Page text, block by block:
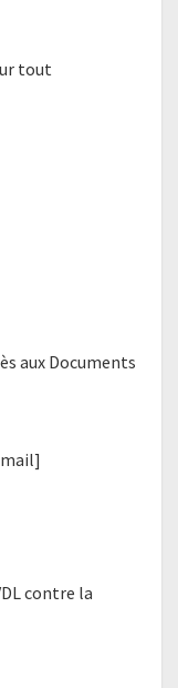
tout
aux Documents
contre la